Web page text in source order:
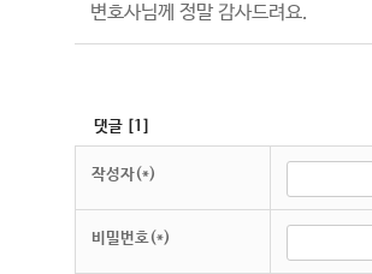
변호사님께 정말 감사드려요.
댓글 1
작성자(*)
비밀번호(*)